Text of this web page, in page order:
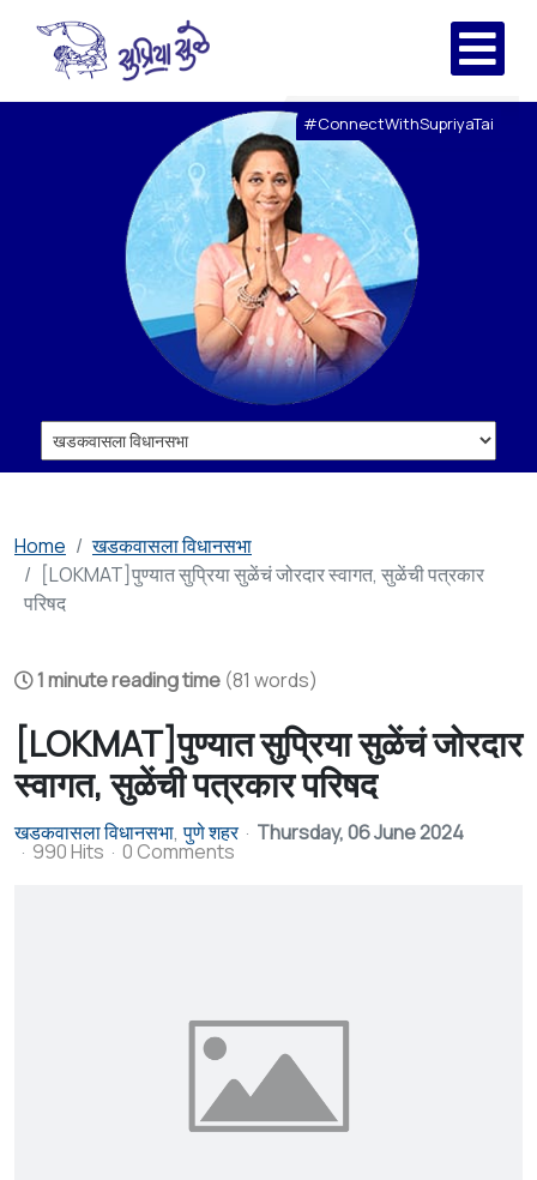
#ConnectWithSupriyaTai
Home
खडकवासला विधानसभा
[LOKMAT]पुण्यात सुप्रिया सुळेंचं जोरदार स्वागत, सुळेंची पत्रकार
परिषद
1 minute reading time (81 words)
[LOKMAT]पुण्यात सुप्रिया सुळेंचं जोरदार
स्वागत, सुळेंची पत्रकार परिषद
खडकवासला विधानसभा पुणे शहर Thursday, 06 June 2024
990 Hits 0 Comments